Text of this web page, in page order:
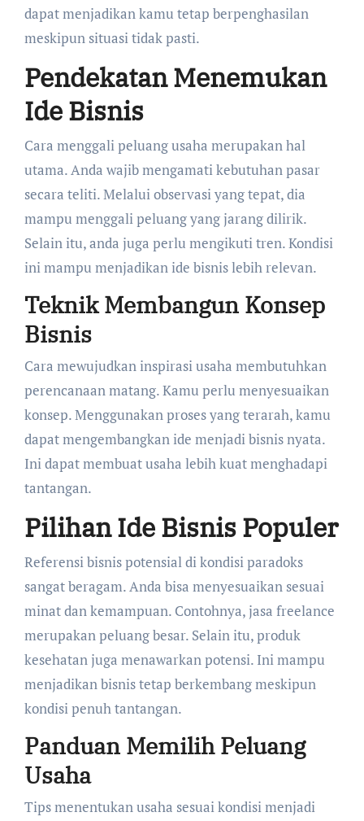
dapat menjadikan kamu tetap berpenghasilan
meskipun situasi tidak pasti.
Pendekatan Menemukan
Ide Bisnis
Cara menggali peluang usaha merupakan hal
utama. Anda wajib mengamati kebutuhan pasar
secara teliti. Melalui observasi yang tepat, dia
mampu menggali peluang yang jarang dilirik.
Selain itu, anda juga perlu mengikuti tren. Kondisi
ini mampu menjadikan ide bisnis lebih relevan.
Teknik Membangun Konsep
Bisnis
Cara mewujudkan inspirasi usaha membutuhkan
perencanaan matang. Kamu perlu menyesuaikan
konsep. Menggunakan proses yang terarah, kamu
dapat mengembangkan ide menjadi bisnis nyata.
Ini dapat membuat usaha lebih kuat menghadapi
tantangan.
Pilihan Ide Bisnis Populer
Referensi bisnis potensial di kondisi paradoks
sangat beragam. Anda bisa menyesuaikan sesuai
minat dan kemampuan. Contohnya, jasa freelance
merupakan peluang besar. Selain itu, produk
kesehatan juga menawarkan potensi. Ini mampu
menjadikan bisnis tetap berkembang meskipun
kondisi penuh tantangan.
Panduan Memilih Peluang
Usaha
Tips menentukan usaha sesuai kondisi menjadi